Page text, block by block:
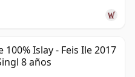
100% Islay - Feis Ile 2017
8 años